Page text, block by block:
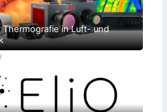
Thermografie in Luft- und